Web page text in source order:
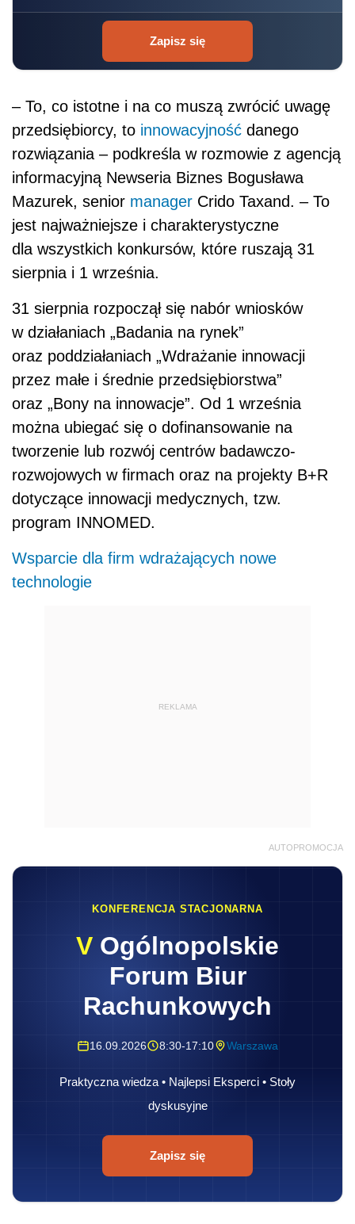
Zapisz się
– To, co istotne i na co muszą zwrócić uwagę
przedsiębiorcy, to innowacyjność danego
rozwiązania – podkreśla w rozmowie z agencją
informacyjną Newseria Biznes Bogusława
Mazurek, senior manager Crido Taxand. – To
jest najważniejsze i charakterystyczne
dla wszystkich konkursów, które ruszają 31
sierpnia i 1 września.
31 sierpnia rozpoczął się nabór wniosków
w działaniach „Badania na rynek”
oraz poddziałaniach „Wdrażanie innowacji
przez małe i średnie przedsiębiorstwa”
oraz „Bony na innowacje”. Od 1 września
można ubiegać się o dofinansowanie na
tworzenie lub rozwój centrów badawczo-
rozwojowych w firmach oraz na projekty B+R
dotyczące innowacji medycznych, tzw.
program INNOMED.
Wsparcie dla firm wdrażających nowe
technologie
REKLAMA
AUTOPROMOCJA
KONFERENCJA STACJONARNA
V Ogólnopolskie
Forum Biur
Rachunkowych
16.09.2026 8:30-17:10 Warszawa
Praktyczna wiedza • Najlepsi Eksperci • Stoły
dyskusyjne
Zapisz się